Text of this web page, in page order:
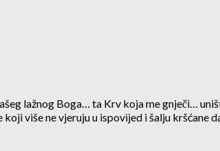
lažnog Boga… ta Krv koja me gnječi…
koji više ne vjeruju u ispovijed i šalju